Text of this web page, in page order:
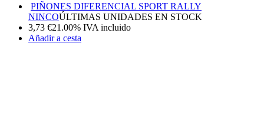
PIÑONES DIFERENCIAL SPORT RALLY
NINCOÚLTIMAS UNIDADES EN STOCK
3,73 €21.00% IVA incluido
Añadir a cesta